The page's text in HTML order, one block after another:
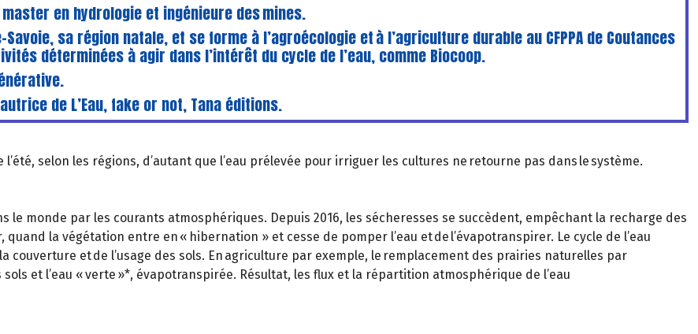
en hydrologie et ingénieure des mines.
sa région natale, et se forme à l’agroécologie et à l’agriculture durable au CFPPA de Coutances
déterminées à agir dans l’intérêt du cycle de l’eau, comme Biocoop.
de L’Eau, fake or not, Tana éditions.
selon les régions, d’autant que l’eau prélevée pour irriguer les cultures ne retourne pas dans le système.
monde par les courants atmosphériques. Depuis 2016, les sécheresses se succèdent, empêchant la recharge des
la végétation entre en « hibernation » et cesse de pomper l’eau et de l’évapotranspirer. Le cycle de l’eau
couverture et de l’usage des sols. En agriculture par exemple, le remplacement des prairies naturelles par
et l’eau « verte »*, évapotranspirée. Résultat, les flux et la répartition atmosphérique de l’eau